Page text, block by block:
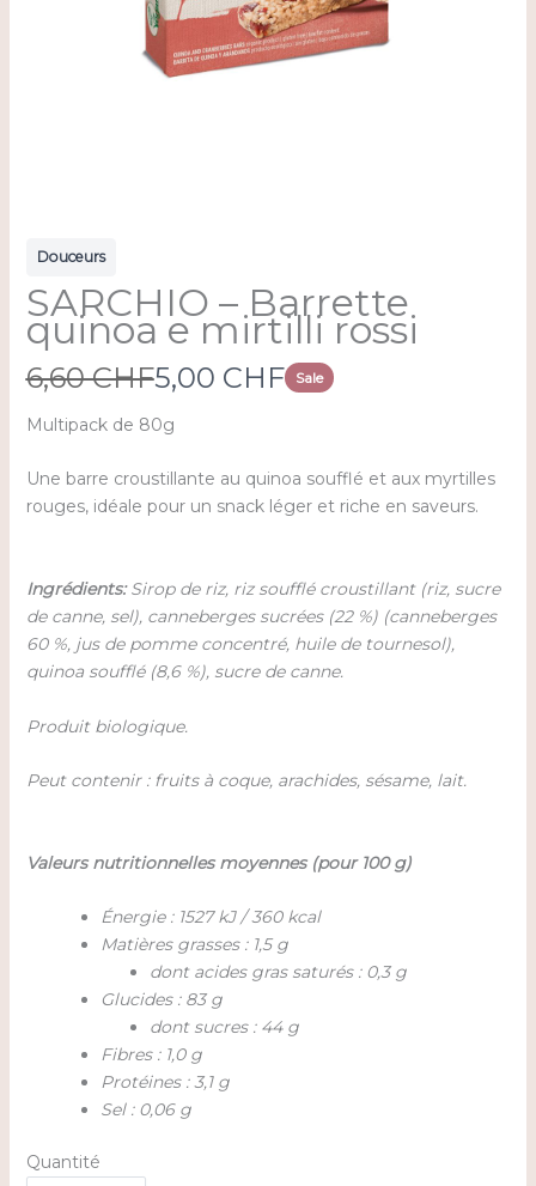
Douceurs
SARCHIO – Barrette
quinoa e mirtilli rossi
W
a
6,60 CHFN
o
5,00 CHF Sale
Multipack de 80g
Une barre croustillante au quinoa soufflé et aux myrtilles
rouges, idéale pour un snack léger et riche en saveurs.
Ingrédients:Sirop de riz, riz soufflé croustillant (riz, sucre
de canne, sel), canneberges sucrées (22 %) (canneberges
60 %, jus de pomme concentré, huile de tournesol),
quinoa soufflé (8,6 %), sucre de canne.
Produit biologique.
Peut contenir : fruits à coque, arachides, sésame, lait.
Valeurs nutritionnelles moyennes (pour 100 g)
Énergie : 1527 kJ / 360 kcal
Matières grasses : 1,5 g
dont acides gras saturés : 0,3 g
Glucides : 83 g
dont sucres : 44 g
Fibres : 1,0 g
Protéines : 3,1 g
Sel : 0,06 g
Quantité